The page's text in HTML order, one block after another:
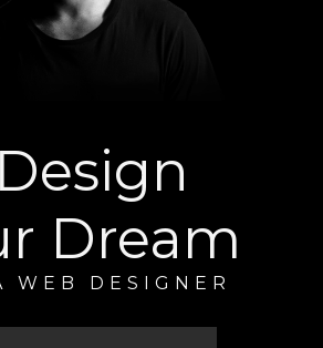
Dream
WEB DESIGNER